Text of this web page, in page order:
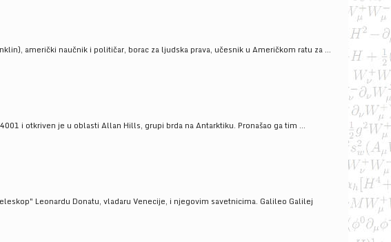
američki naučnik i političar, borac za ljudska prava, učesnik u Američkom ratu za ...
i otkriven je u oblasti Allan Hills, grupi brda na Antarktiku. Pronašao ga tim ...
Leonardu Donatu, vladaru Venecije, i njegovim savetnicima. Galileo Galilej